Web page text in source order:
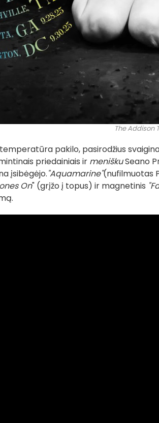
The Addison
pakilo, pasirodžius
priedainiais ir meniškuSeano
įsibėgėjo."Aquamarine"(nufilmuotas
On" (grįžo į topus) ir magnetinis